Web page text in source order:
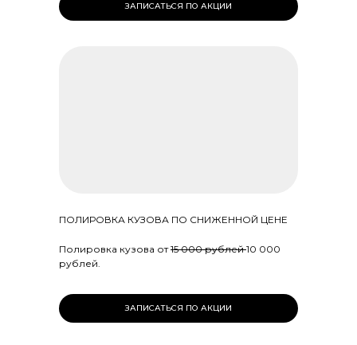
ЗАПИСАТЬСЯ ПО АКЦИИ
ПОЛИРОВКА КУЗОВА ПО СНИЖЕННОЙ ЦЕНЕ
Полировка кузова от15 000 рублей10 000
рублей.
ЗАПИСАТЬСЯ ПО АКЦИИ